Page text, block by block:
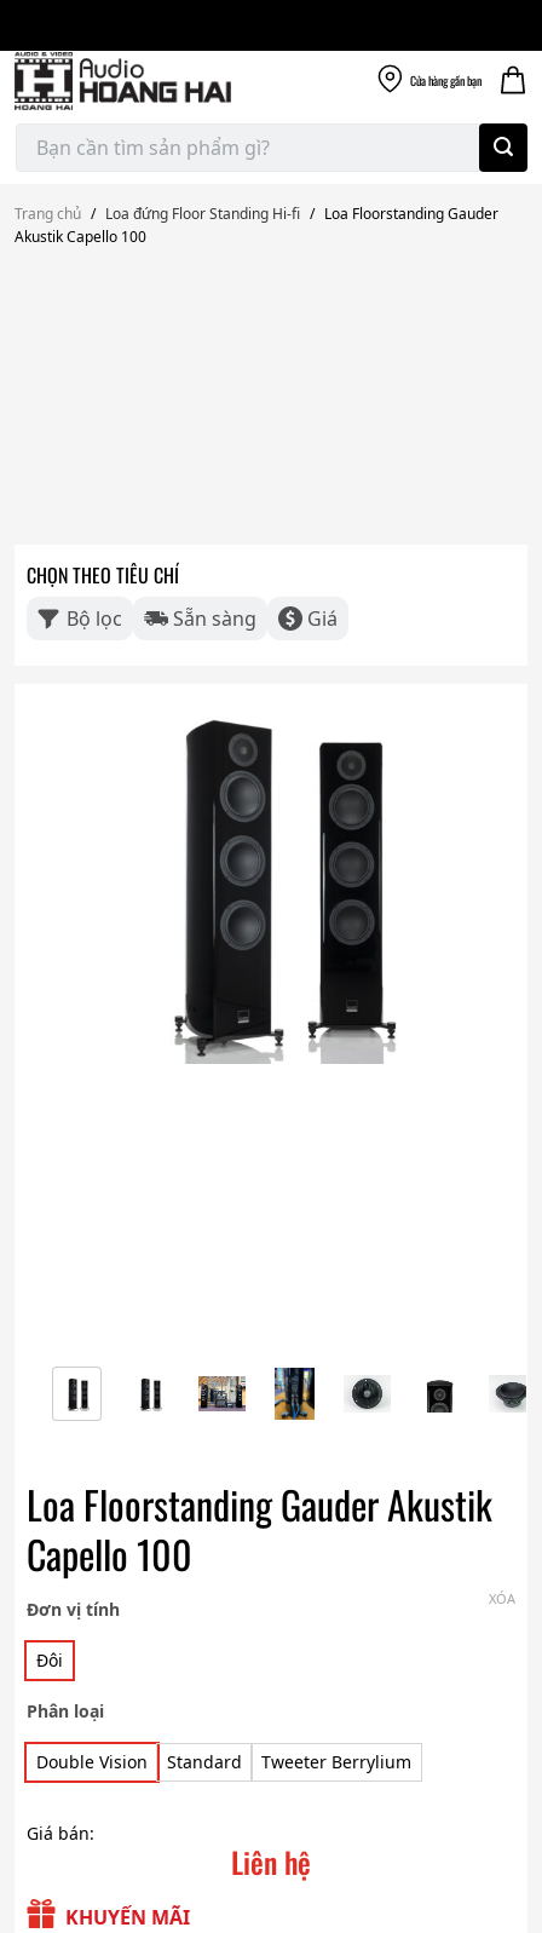
content
Cửa hànggần bạn
Tìm
kiếm:
Trang chủ / Loa đứng Floor Standing Hi-fi / Loa Floorstanding Gauder
Akustik Capello 100
CHỌN THEO TIÊU CHÍ
Bộ lọc Sẵn sàng Giá
Loa Floorstanding Gauder Akustik
Capello 100
Đơn vị tính
Đôi
Phân loại
Double Vision Standard Tweeter Berrylium
XÓA
Giá bán:
Liên hệ
KHUYẾN MÃI